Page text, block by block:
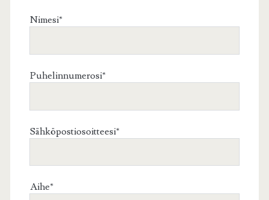
Nimesi*
Puhelinnumerosi*
Sähköpostiosoitteesi*
Aihe*